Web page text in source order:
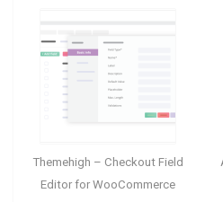
Themehigh – Checkout Field
Editor for WooCommerce